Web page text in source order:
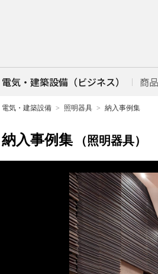
電気・建築設備（ビジネス） 商
電気・建築設備 照明器具 納入事例集
納入事例集 （照明器具）